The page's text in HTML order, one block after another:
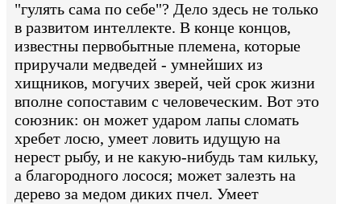
"гулять сама по себе"? Дело здесь не только
в развитом интеллекте. В конце концов,
известны первобытные племена, которые
приручали медведей - умнейших из
хищников, могучих зверей, чей срок жизни
вполне сопоставим с человеческим. Вот это
союзник: он может ударом лапы сломать
хребет лосю, умеет ловить идущую на
нерест рыбу, и не какую-нибудь там кильку,
а благородного лосося; может залезть на
дерево за медом диких пчел. Умеет